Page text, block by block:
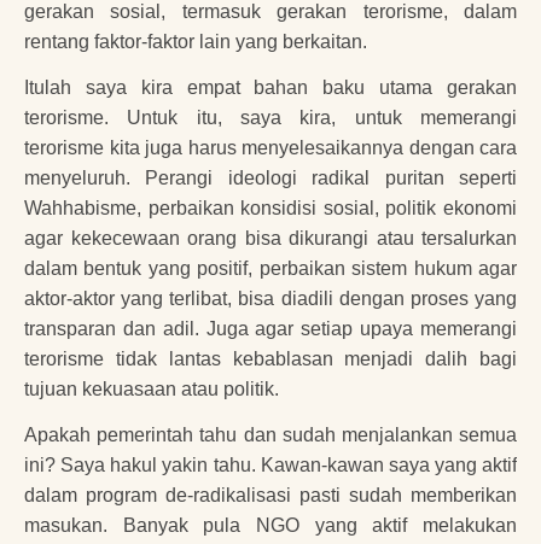
gerakan sosial, termasuk gerakan terorisme, dalam
rentang faktor-faktor lain yang berkaitan.
Itulah saya kira empat bahan baku utama gerakan
terorisme. Untuk itu, saya kira, untuk memerangi
terorisme kita juga harus menyelesaikannya dengan cara
menyeluruh. Perangi ideologi radikal puritan seperti
Wahhabisme, perbaikan konsidisi sosial, politik ekonomi
agar kekecewaan orang bisa dikurangi atau tersalurkan
dalam bentuk yang positif, perbaikan sistem hukum agar
aktor-aktor yang terlibat, bisa diadili dengan proses yang
transparan dan adil. Juga agar setiap upaya memerangi
terorisme tidak lantas kebablasan menjadi dalih bagi
tujuan kekuasaan atau politik.
Apakah pemerintah tahu dan sudah menjalankan semua
ini? Saya hakul yakin tahu. Kawan-kawan saya yang aktif
dalam program de-radikalisasi pasti sudah memberikan
masukan. Banyak pula NGO yang aktif melakukan